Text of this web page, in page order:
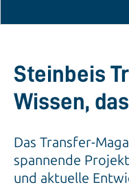
Steinbeis
Wissen,
Das Transfer-
spannende
und aktuelle